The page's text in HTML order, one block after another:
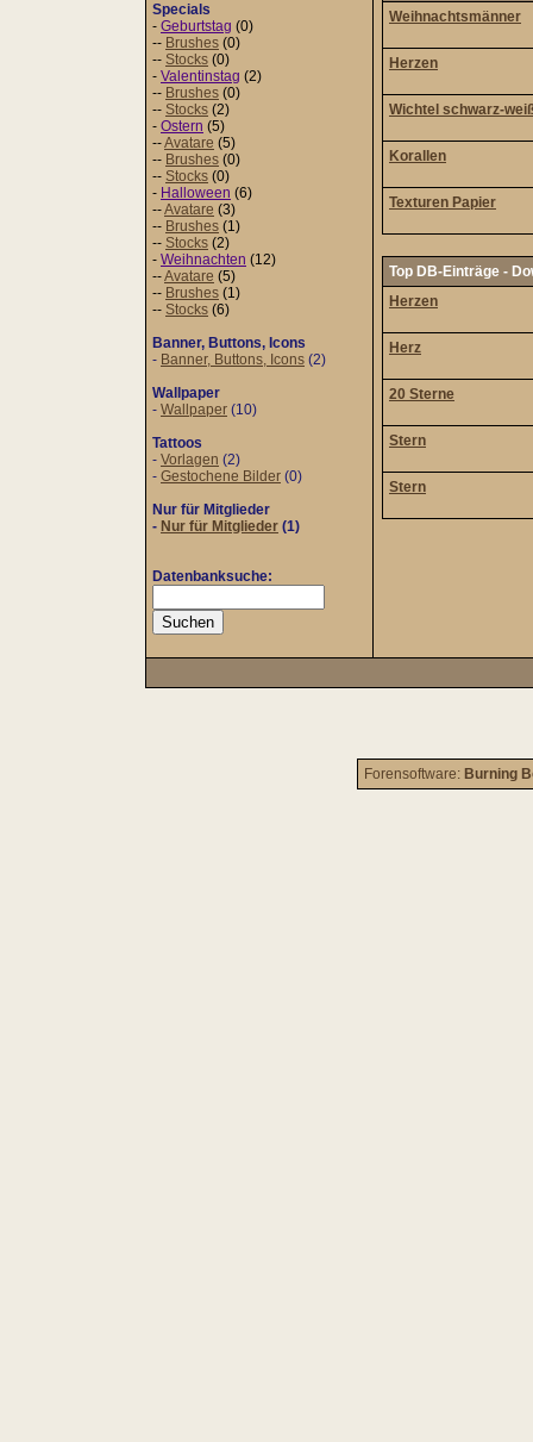
Specials
- Geburtstag (0)
-- Brushes (0)
-- Stocks (0)
- Valentinstag (2)
-- Brushes (0)
-- Stocks (2)
- Ostern (5)
--Avatare (5)
-- Brushes (0)
-- Stocks (0)
- Halloween (6)
--Avatare (3)
-- Brushes (1)
-- Stocks (2)
- Weihnachten (12)
--Avatare (5)
-- Brushes (1)
-- Stocks (6)
Banner, Buttons, Icons
- Banner, Buttons, Icons (2)
Wallpaper
- Wallpaper (10)
Tattoos
- Vorlagen (2)
- Gestochene Bilder (0)
Nur für Mitglieder
- Nur für Mitglieder (1)
Datenbanksuche:
Weihnachtsmänner
Herzen
Wichtel schwarz-
Korallen
Texturen Papier
Top DB-Einträge -
Herzen
Herz
20 Sterne
Stern
Stern
Forensoftware: Burning